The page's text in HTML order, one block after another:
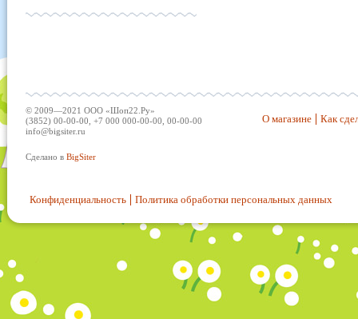
© 2009—2021 ООО «Шоп22.Ру»
(3852) 00-00-00, +7 000 000-00-00, 00-00-00
info@bigsiter.ru
Сделано в BigSiter
О магазине Как
Конфиденциальность Политика обработки персональных данных